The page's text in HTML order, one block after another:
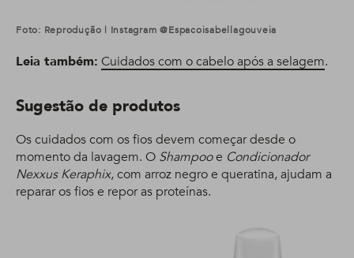
Foto: Reprodução | Instagram @espacoisabellagouveia
Leia também: Cuidados com o cabelo após a selagem.
Sugestão de produtos
Os cuidados com os fios devem começar desde o
momento da lavagem. O Shampooe Condicionador
Nexxus Keraphix, com arroz negro e queratina, ajudam a
reparar os fios e repor as proteínas.